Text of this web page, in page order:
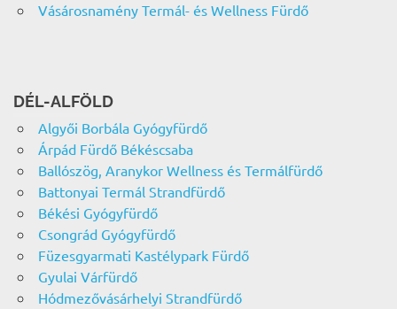
Vásárosnamény Termál- és Wellness Fürdő
DÉL-ALFÖLD
Algyői Borbála Gyógyfürdő
Árpád Fürdő Békéscsaba
Ballószög, Aranykor Wellness és Termálfürdő
Battonyai Termál Strandfürdő
Békési Gyógyfürdő
Csongrád Gyógyfürdő
Füzesgyarmati Kastélypark Fürdő
Gyulai Várfürdő
Hódmezővásárhelyi Strandfürdő